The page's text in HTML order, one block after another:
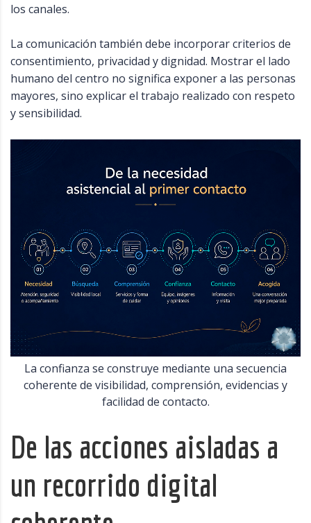
los canales.
La comunicación también debe incorporar criterios de
consentimiento, privacidad y dignidad. Mostrar el lado
humano del centro no significa exponer a las personas
mayores, sino explicar el trabajo realizado con respeto
y sensibilidad.
La confianza se construye mediante una secuencia
coherente de visibilidad, comprensión, evidencias y
facilidad de contacto.
De las acciones aisladas a
un recorrido digital